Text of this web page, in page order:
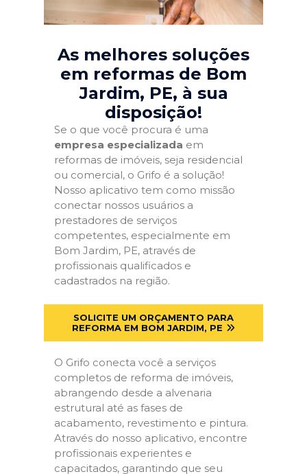
As melhores soluções
em reformas de Bom
Jardim, PE, à sua
disposição!
Se o que você procura é uma
empresa especializada em
reformas de imóveis, seja residencial
ou comercial, o Grifo é a solução!
Nosso aplicativo tem como missão
conectar nossos usuários a
prestadores de serviços
competentes, especialmente em
Bom Jardim, PE, através de
profissionais qualificados e
cadastrados na região.
SOLICITE UM ORÇAMENTO PARA
REFORMA EM BOM JARDIM, PE
O Grifo conecta você a serviços
completos de reforma de imóveis,
abrangendo desde a alvenaria
estrutural até as fases de
acabamento, revestimento e pintura.
Através do nosso aplicativo, encontre
profissionais experientes e
capacitados, garantindo que seu